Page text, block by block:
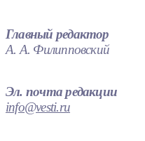
Главный редактор
А. А. Филипповский
Эл. почта редакции
info@vesti.ru